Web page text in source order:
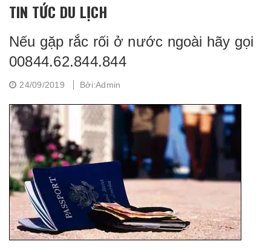
TIN TỨC DU LỊCH
Nếu gặp rắc rối ở nước ngoài hãy gọi
00844.62.844.844
24/09/2019 Bởi:Admin